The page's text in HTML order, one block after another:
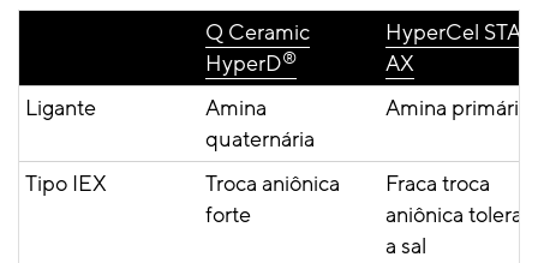
Q Ceramic
HyperD®
HyperCel STAR
AX
Ligante
Amina
quaternária
Amina primária
Tipo IEX
Troca aniônica
forte
Fraca troca
aniônica
a sal